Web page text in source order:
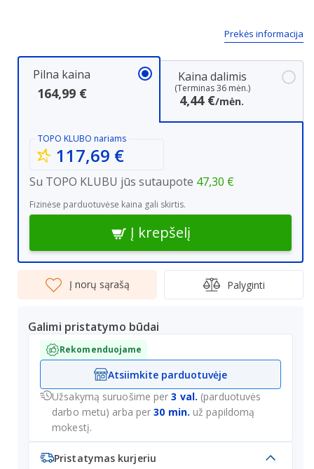
Prekės informacija
Pilna kaina
164,99 €
Kaina dalimis
(Terminas 36 mėn.)
4,44 €/mėn.
TOPO KLUBO nariams
117,69 €
Su TOPO KLUBU jūs sutaupote 47,30 €
Fizinėse parduotuvėse kaina gali skirtis.
Į krepšelį
Į norų sąrašą Palyginti
Galimi pristatymo būdai
Rekomenduojame
Atsiimkite parduotuvėje
Užsakymą suruošime per3 val. (parduotuvės
darbo metu) arba per30 min. už papildomą
mokestį.
Pristatymas kurjeriu